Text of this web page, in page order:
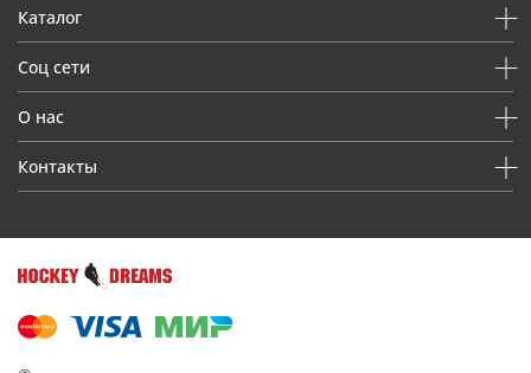
Каталог
Соц сети
О нас
Контакты